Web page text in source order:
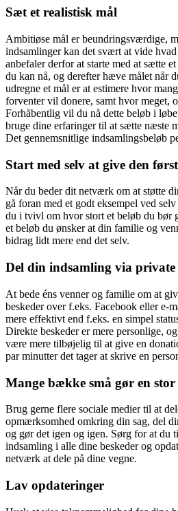
Sæt et realistisk mål
Ambitiøse mål er beundringsværdige,
indsamlinger kan det svært at vide
anbefaler derfor at starte med at sætte
du kan nå, og derefter hæve målet når
udregne et mål er at estimere hvor
forventer vil donere, samt hvor meget,
Forhåbentlig vil du nå dette beløb i
bruge dine erfaringer til at sætte næste
Det gennemsnitlige indsamlingsbeløb
Start med selv at give den
Når du beder dit netværk om at støtte
gå foran med et godt eksempel ved
du i tvivl om hvor stort et beløb du bør
et beløb du ønsker at din familie og
bidrag lidt mere end det selv.
Del din indsamling via private
At bede éns venner og familie om at
beskeder over f.eks. Facebook eller e-
mere effektivt end f.eks. en simpel
Direkte beskeder er mere personlige,
være mere tilbøjelig til at give en
par minutter det tager at skrive en
Mange bække små gør en stor
Brug gerne flere sociale medier til at
opmærksomhed omkring din sag, del
og gør det igen og igen. Sørg for at du
indsamling i alle dine beskeder og
netværk at dele på dine vegne.
Lav opdateringer